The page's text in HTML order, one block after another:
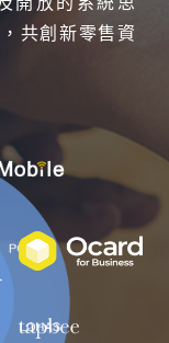
共創新零售資